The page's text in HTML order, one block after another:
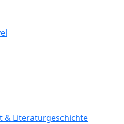
& Literaturgeschichte